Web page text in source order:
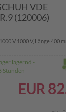
VDE
(120006)
V 1000 V, Länge 400
lagernd -
Stunden
EUR